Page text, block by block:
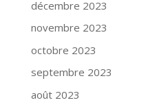
décembre 2023
novembre 2023
octobre 2023
septembre 2023
août 2023